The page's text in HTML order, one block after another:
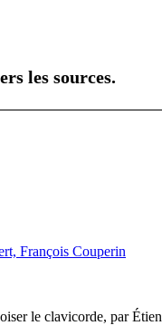
les sources.
François Couperin
le clavicorde, par